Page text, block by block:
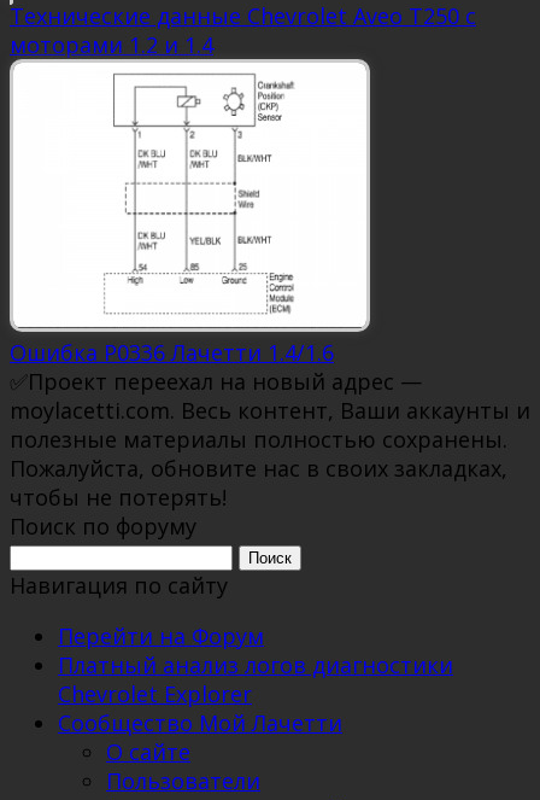
Технические данные Chevrolet Aveo Т250 с
моторами 1.2 и 1.4
Ошибка P0336 Лачетти 1.4/1.6
✅Проект переехал на новый адрес —
moylacetti.com. Весь контент, Ваши аккаунты и
полезные материалы полностью сохранены.
Пожалуйста, обновите нас в своих закладках,
чтобы не потерять!
Поиск по форуму
Поиск:
Навигация по сайту
Перейти на Форум
Платный анализ логов диагностики
Chevrolet Explorer
Сообщество Мой Лачетти
О сайте
Пользователи